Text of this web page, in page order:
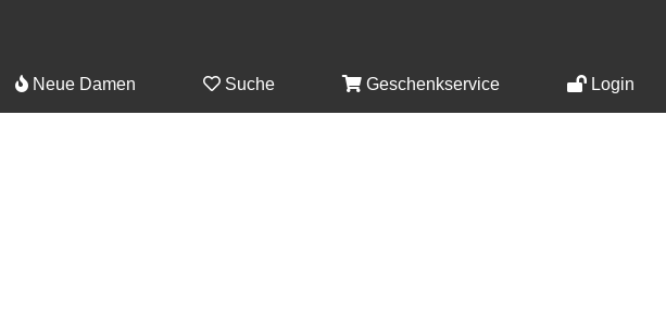
Neue Damen Suche Geschenkservice Login